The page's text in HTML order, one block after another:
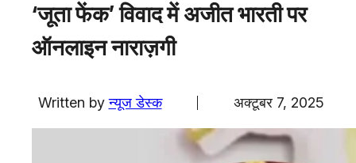
राज्य
आस्था
करियर
अंतरराष्ट्रीय
‘जूता फेंक’ विवाद में अजीत भारती पर
ऑनलाइन नाराज़गी
Written by न्यूज डेस्क अक्टूबर 7, 2025